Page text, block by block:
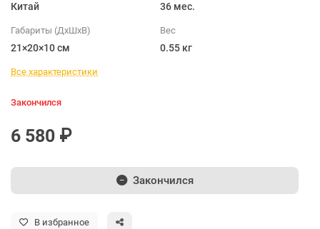
Китай 36 мес.
Габариты (ДхШхВ)
21×20×10 см
Вес
0.55 кг
Все характеристики
Закончился
6 580 ₽
Закончился
В избранное